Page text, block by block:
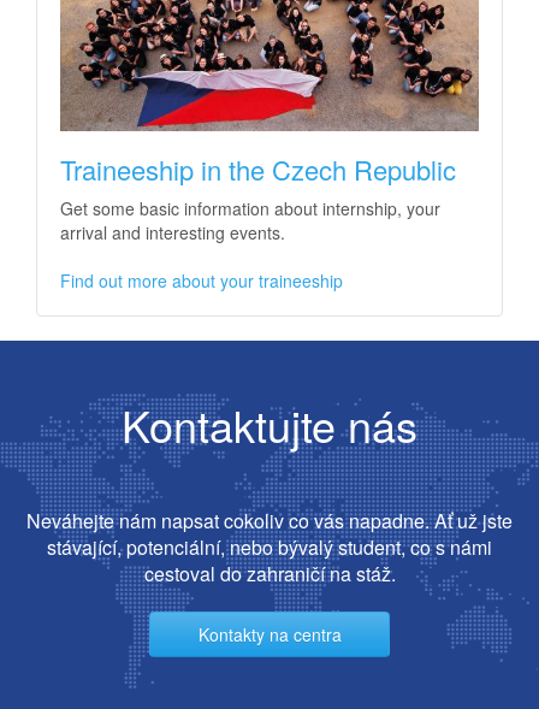
Traineeship in the Czech Republic
Get some basic information about internship, your
arrival and interesting events.
Find out more about your traineeship
Kontaktujte nás
Neváhejte nám napsat cokoliv co vás napadne. Ať už jste
stávající, potenciální, nebo bývalý student, co s námi
cestoval do zahraničí na stáž.
Kontakty na centra